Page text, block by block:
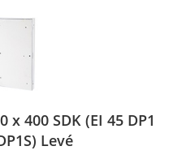
400 SDK (EI 45 DP1
Levé